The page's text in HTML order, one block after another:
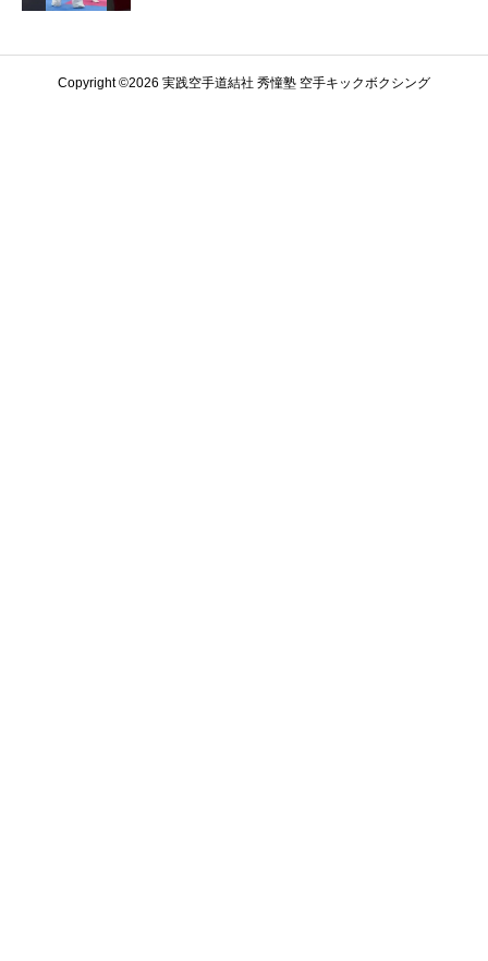
Copyright ©️2026 実践空手道結社 秀憧塾 空手キックボクシング